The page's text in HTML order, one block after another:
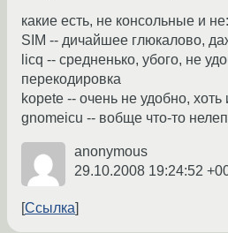
какие есть, не консольные и не:
SIM -- дичайшее глюкалово,
licq -- средненько, убого, не
перекодировка
kopete -- очень не удобно, хоть
gnomeicu -- вобще что-то
anonymous
29.10.2008 19:24:52
Ссылка